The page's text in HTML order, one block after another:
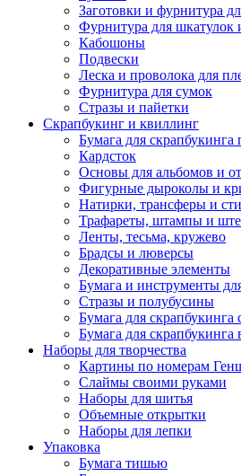
Заготовки и фурнитура
Фурнитура для шкатулок
Кабошоны
Подвески
Леска и проволока для
Фурнитура для сумок
Стразы и пайетки
Скрапбукинг и квиллинг
Бумага для скрапбукинга
Кардсток
Основы для альбомов и
Фигурные дыроколы и
Натирки, трансферы и
Трафареты, штампы и
Ленты, тесьма, кружево
Брадсы и люверсы
Декоративные элементы
Бумага и инструменты
Стразы и полубусины
Бумага для скрапбукинга
Бумага для скрапбукинга
Наборы для творчества
Картины по номерам
Слаймы своими руками
Наборы для шитья
Объемные открытки
Наборы для лепки
Упаковка
Бумага тишью